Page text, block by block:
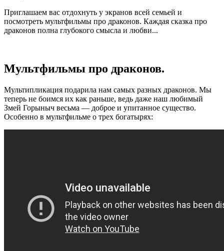
Приглашаем вас отдохнуть у экранов всей семьей и
посмотреть мультфильмы про драконов. Каждая сказка про
драконов полна глубокого смысла и любви...
Мультфильмы про драконов.
Мультипликация подарила нам самых разных драконов. Мы
теперь не боимся их как раньше, ведь даже наш любимый
Змей Горыныч весьма — доброе и упитанное существо.
Особенно в мультфильме о трех богатырях: